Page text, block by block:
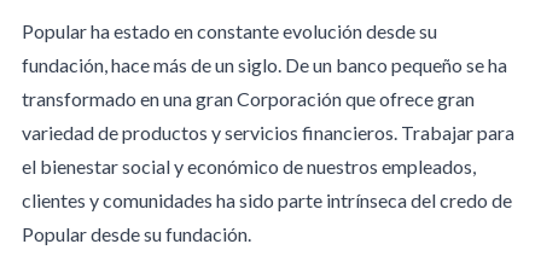
Popular ha estado en constante evolución desde su
fundación, hace más de un siglo. De un banco pequeño se ha
transformado en una gran Corporación que ofrece gran
variedad de productos y servicios financieros. Trabajar para
el bienestar social y económico de nuestros empleados,
clientes y comunidades ha sido parte intrínseca del credo de
Popular desde su fundación.